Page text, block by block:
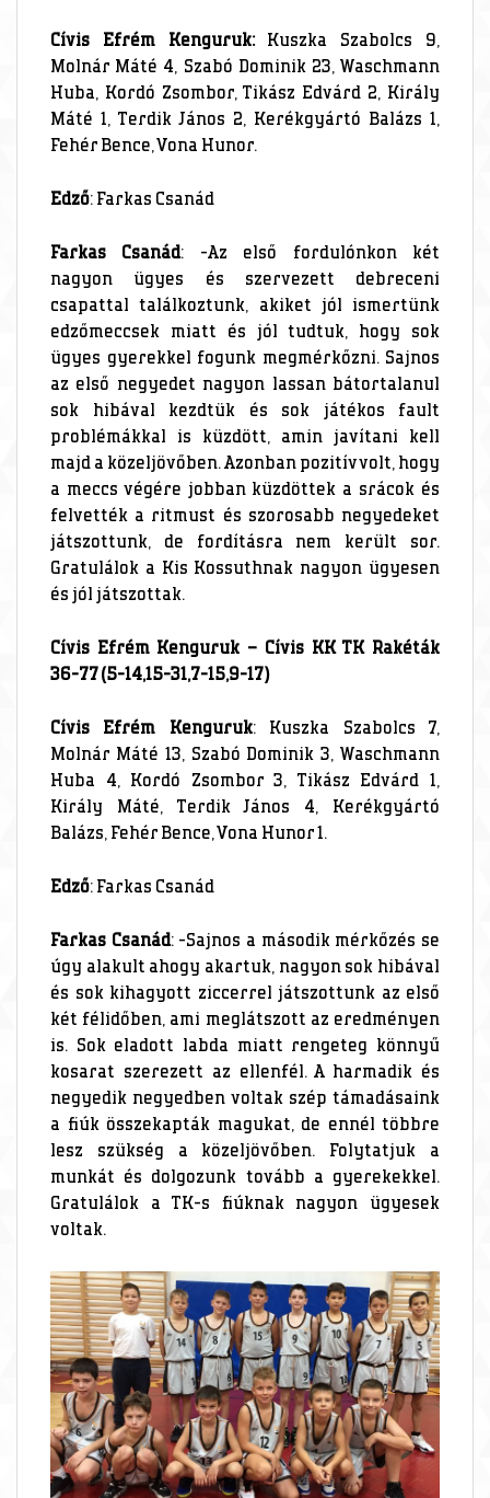
Cívis Efrém Kenguruk: Kuszka Szabolcs 9,
Molnár Máté 4, Szabó Dominik 23, Waschmann
Huba, Kordó Zsombor, Tikász Edvárd 2, Király
Máté 1, Terdik János 2, Kerékgyártó Balázs 1,
Fehér Bence, Vona Hunor.
Edző: Farkas Csanád
Farkas Csanád: -Az első fordulónkon két
nagyon ügyes és szervezett debreceni
csapattal találkoztunk, akiket jól ismertünk
edzőmeccsek miatt és jól tudtuk, hogy sok
ügyes gyerekkel fogunk megmérkőzni. Sajnos
az első negyedet nagyon lassan bátortalanul
sok hibával kezdtük és sok játékos fault
problémákkal is küzdött, amin javítani kell
majd a közeljövőben. Azonban pozitív volt, hogy
a meccs végére jobban küzdöttek a srácok és
felvették a ritmust és szorosabb negyedeket
játszottunk, de fordításra nem került sor.
Gratulálok a Kis Kossuthnak nagyon ügyesen
és jól játszottak.
Cívis Efrém Kenguruk – Cívis KK TK Rakéták
36-77 (5-14,15-31,7-15,9-17)
Cívis Efrém Kenguruk: Kuszka Szabolcs 7,
Molnár Máté 13, Szabó Dominik 3, Waschmann
Huba 4, Kordó Zsombor 3, Tikász Edvárd 1,
Király Máté, Terdik János 4, Kerékgyártó
Balázs, Fehér Bence, Vona Hunor 1.
Edző: Farkas Csanád
Farkas Csanád: -Sajnos a második mérkőzés se
úgy alakult ahogy akartuk, nagyon sok hibával
és sok kihagyott ziccerrel játszottunk az első
két félidőben, ami meglátszott az eredményen
is. Sok eladott labda miatt rengeteg könnyű
kosarat szerezett az ellenfél. A harmadik és
negyedik negyedben voltak szép támadásaink
a fiúk összekapták magukat, de ennél többre
lesz szükség a közeljövőben. Folytatjuk a
munkát és dolgozunk tovább a gyerekekkel.
Gratulálok a TK-s fiúknak nagyon ügyesek
voltak.